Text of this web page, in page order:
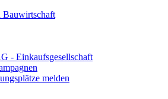
Bauwirtschaft
- Einkaufsgesellschaft
melden